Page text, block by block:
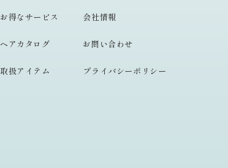
お得なサービス
ヘアカタログ
取扱アイテム
会社情報
お問い合わせ
プライバシーポリシー